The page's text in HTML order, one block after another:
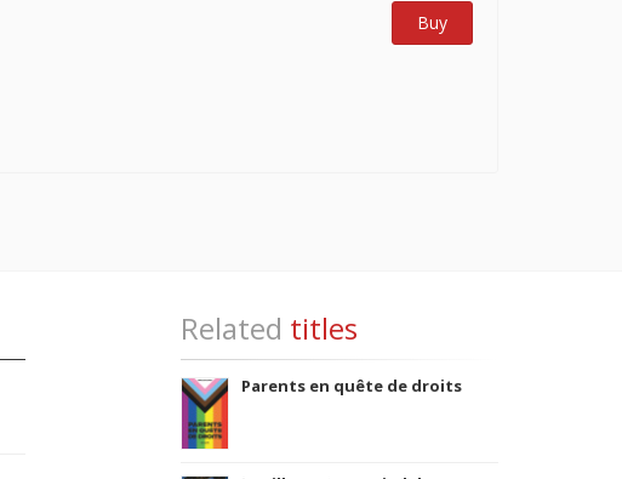
Buy
Related titles
Parents en quête de droits